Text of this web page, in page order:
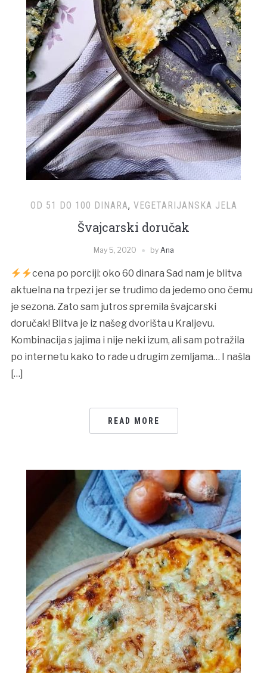
OD 51 DO 100 DINARA, VEGETARIJANSKA JELA
Švajcarski doručak
May 5, 2020 by Ana
cena po porciji: oko 60 dinara Sad nam je blitva
aktuelna na trpezi jer se trudimo da jedemo ono čemu
je sezona. Zato sam jutros spremila švajcarski
doručak! Blitva je iz našeg dvorišta u Kraljevu.
Kombinacija s jajima i nije neki izum, ali sam potražila
po internetu kako to rade u drugim zemljama… I našla
[…]
READ MORE